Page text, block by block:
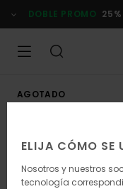
la
DOBLE PROMO 25%
AGOTADO
ELIJA CÓMO SE
Nosotros y nuestros
tecnología